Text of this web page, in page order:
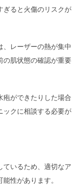
ぎると火傷のリスクが
、レーザーの熱が集中
の肌状態の確認が重要
疱ができたりした場合
ックに相談する必要が
ているため、適切なア
性があります。